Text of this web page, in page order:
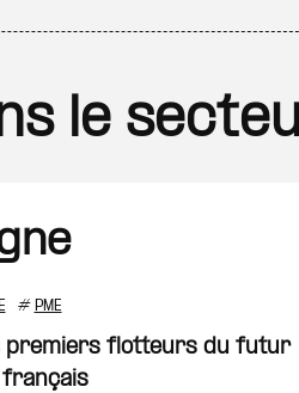
le
# PME
premiers flotteurs du futur
français